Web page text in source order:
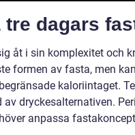
dagars
åt i sin komplexitet och
formen av fasta, men
kaloriintaget.
dryckesalternativen.
anpassa